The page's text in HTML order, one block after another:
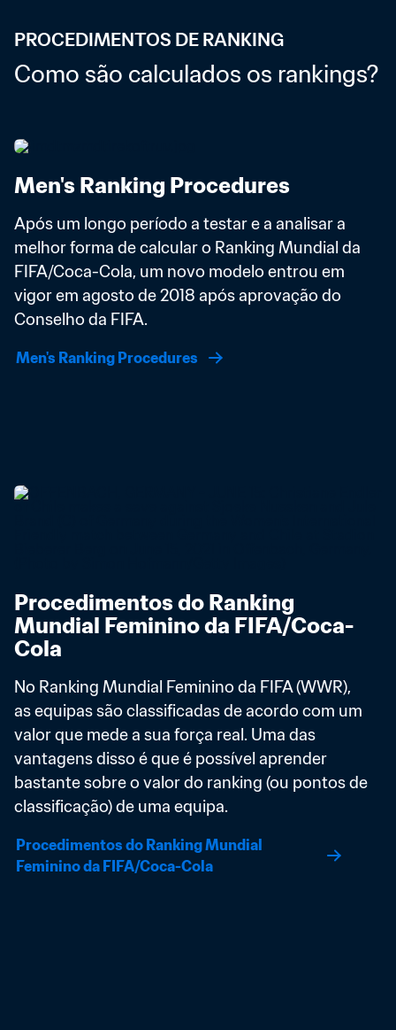
PROCEDIMENTOS DE RANKING
Como são calculados os rankings?
Men's Ranking Procedures
Após um longo período a testar e a analisar a
melhor forma de calcular o Ranking Mundial da
FIFA/Coca-Cola, um novo modelo entrou em
vigor em agosto de 2018 após aprovação do
Conselho da FIFA.
Men's Ranking Procedures
Procedimentos do Ranking
Mundial Feminino da FIFA/Coca-
Cola
No Ranking Mundial Feminino da FIFA (WWR),
as equipas são classificadas de acordo com um
valor que mede a sua força real. Uma das
vantagens disso é que é possível aprender
bastante sobre o valor do ranking (ou pontos de
classificação) de uma equipa.
Procedimentos do Ranking Mundial
Feminino da FIFA/Coca-Cola